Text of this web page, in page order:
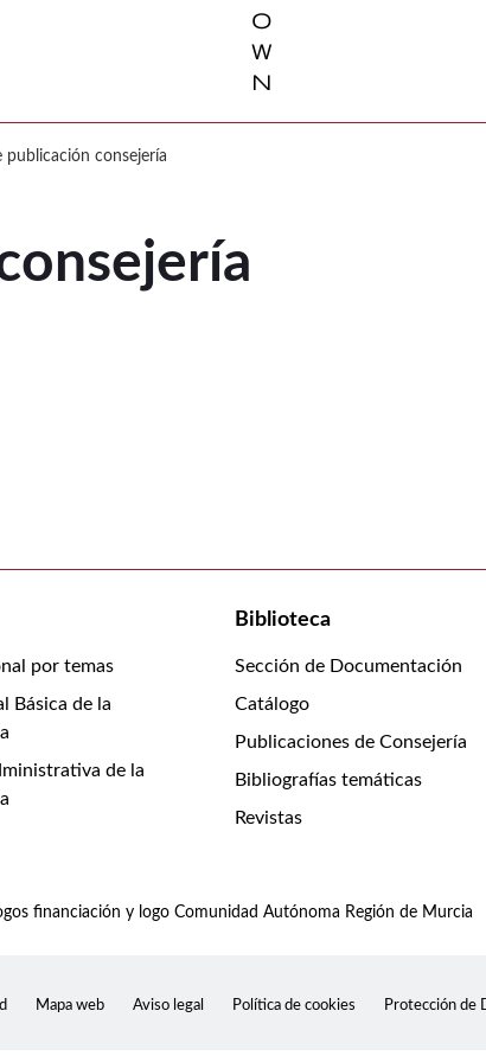
o
w
n
publicación consejería
por temas
Básica de la
de la
Biblioteca
Sección de Documentación
Catálogo
Publicaciones de Consejería
Bibliografías temáticas
Revistas
Mapa web Aviso legal Política de cookies Protección de